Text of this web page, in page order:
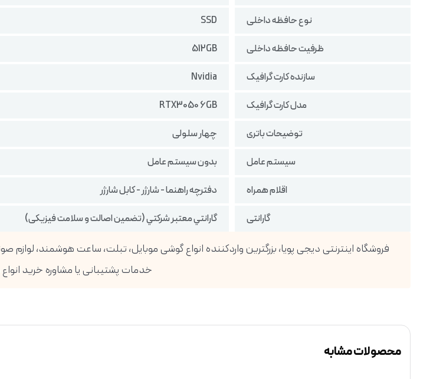
نوع حافظه داخلی
SSD
ظرفیت حافظه داخلی
512GB
سازنده کارت گرافیک
Nvidia
مدل کارت گرافیک
RTX3050 6GB
توضیحات باتری
چهار سلولی
سیستم عامل
بدون سیستم عامل
اقلام همراه
دفترچه راهنما - شارژر - کابل شارژر
گارانتی
گارانتي معتبر شركتي (تضمين اصالت و سلامت فیزیکی)
خدمات پشتیبانی یا مشاوره خرید
محصولات مشابه